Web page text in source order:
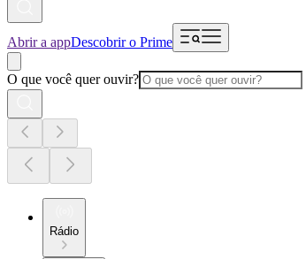
Abrir a appDescobrir o Prime
O que você quer ouvir?
Rádio